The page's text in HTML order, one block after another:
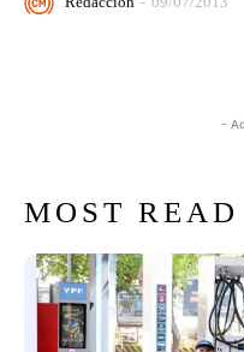
-
MOST READ